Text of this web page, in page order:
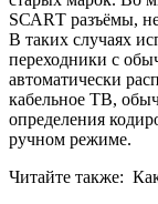
SСАRТ разъёмы,
В таких случаях
переходники с
автоматически
кабельное ТВ,
определения
ручном режиме.
Читайте также: